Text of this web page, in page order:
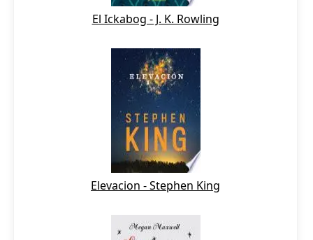
El Ickabog - J. K. Rowling
Elevacion - Stephen King